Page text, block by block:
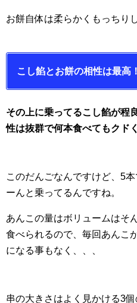
お餅自体は柔らかくもっちり
こし餡とお餅の相性は最高！
その上に乗ってるこし餡が程
性は抜群で何本食べてもクド
このだんごなんですけど、5
ーんと乗ってるんですね。
あんこの量はボリュームはそ
食べられるので、毎回あんこ
になる事もなく、、、
串の大きさはよく見かける3